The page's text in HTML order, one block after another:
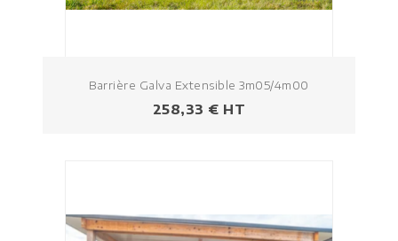
Barrière Galva Extensible 3m05/4m00
Prezzo
258,33 € HT